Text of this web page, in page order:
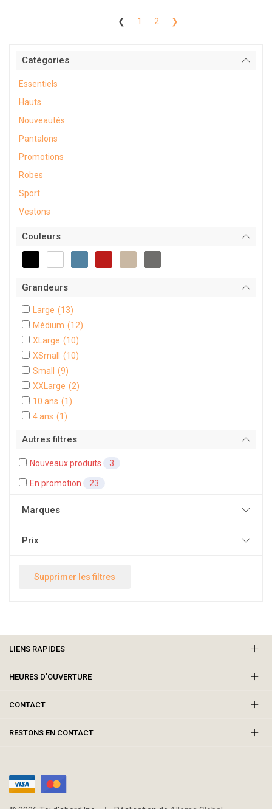
Catégories
Essentiels
Hauts
Nouveautés
Pantalons
Promotions
Robes
Sport
Vestons
Couleurs
Grandeurs
Large (13)
Médium (12)
XLarge (10)
XSmall
(10)
Small
(9)
XXLarge (2)
10 ans (1)
4 ans (1)
Autres filtres
Nouveaux produits 3
En promotion 23
Marques
Prix
Supprimer les filtres
❮ 1 2 ❯
LIENS RAPIDES
HEURES D'OUVERTURE
CONTACT
RESTONS EN CONTACT